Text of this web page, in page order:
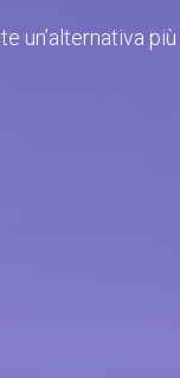
un’alternativa